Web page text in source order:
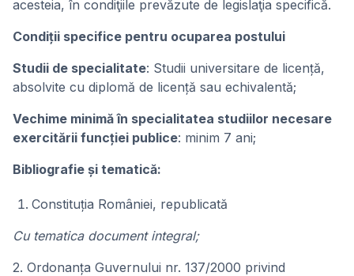
acesteia, în condiţiile prevăzute de legislaţia specifică.
Condiții specifice pentru ocuparea postului
Studii de specialitate: Studii universitare de licență,
absolvite cu diplomă de licență sau echivalentă;
Vechime minimă în specialitatea studiilor necesare
exercitării funcției publice: minim 7 ani;
Bibliografie și tematică:
Constituția României, republicată
Cu tematica document integral;
2. Ordonanța Guvernului nr. 137/2000 privind